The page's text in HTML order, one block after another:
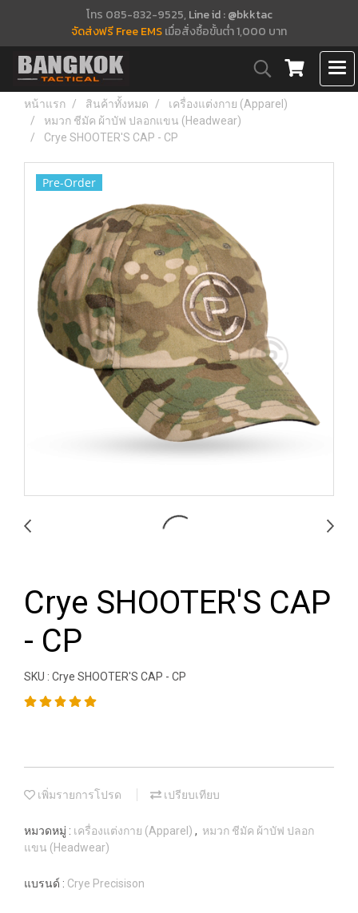
โทร 085-832-9525, Line id : @bkktac
จัดส่งฟรี Free EMSเมื่อสั่งซื้อขั้นต่ำ 1,000 บาท
หน้าแรก สินค้าทั้งหมด
เครื่องแต่งกาย (Apparel)
หมวก ชีมัค ผ้าบัฟ ปลอกแขน (Headwear)
Crye SHOOTER'S CAP - CP
Pre-Order
Crye SHOOTER'S CAP
- CP
SKU : Crye SHOOTER'S CAP - CP
เพิ่มรายการโปรด เปรียบเทียบ
หมวดหมู่ : เครื่องแต่งกาย (Apparel) , หมวก ชีมัค ผ้าบัฟ ปลอก
แขน (Headwear)
แบรนด์ : Crye Precisison